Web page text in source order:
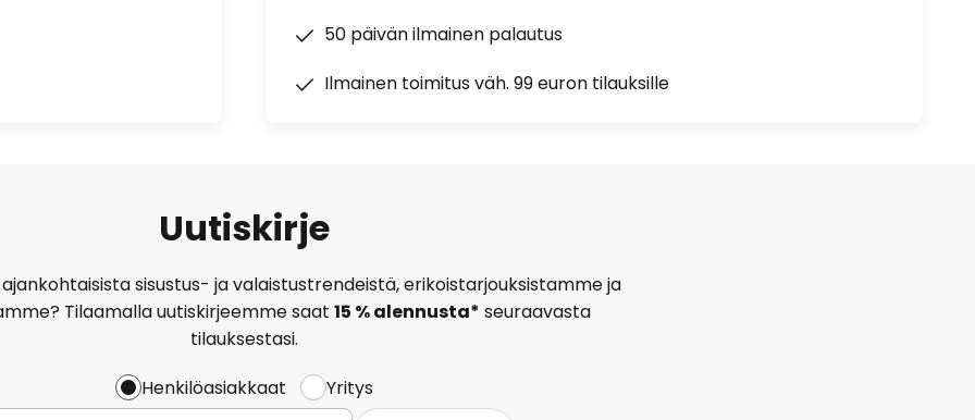
50 päivän ilmainen palautus
Ilmainen toimitus väh. 99 euron tilauksille
Uutiskirje
sisustus- ja valaistustrendeistä, erikoistarjouksistamme ja
Tilaamalla uutiskirjeemme saat 15 % alennusta* seuraavasta
tilauksestasi.
Henkilöasiakkaat
Yritys